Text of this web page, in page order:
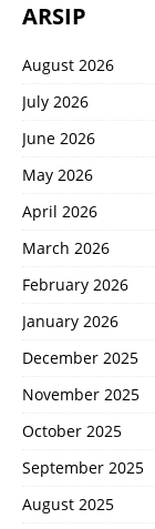
ARSIP
August 2026
July 2026
June 2026
May 2026
April 2026
March 2026
February 2026
January 2026
December 2025
November 2025
October 2025
September 2025
August 2025